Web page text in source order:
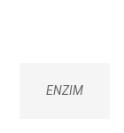
ENZIM